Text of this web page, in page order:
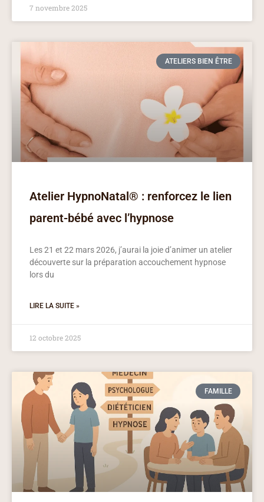
7 novembre 2025
ATELIERS BIEN ÊTRE
Atelier HypnoNatal® : renforcez le lien
parent-bébé avec l’hypnose
Les 21 et 22 mars 2026, j’aurai la joie d’animer un atelier
découverte sur la préparation accouchement hypnose
lors du
LIRE LA SUITE »
12 octobre 2025
FAMILLE